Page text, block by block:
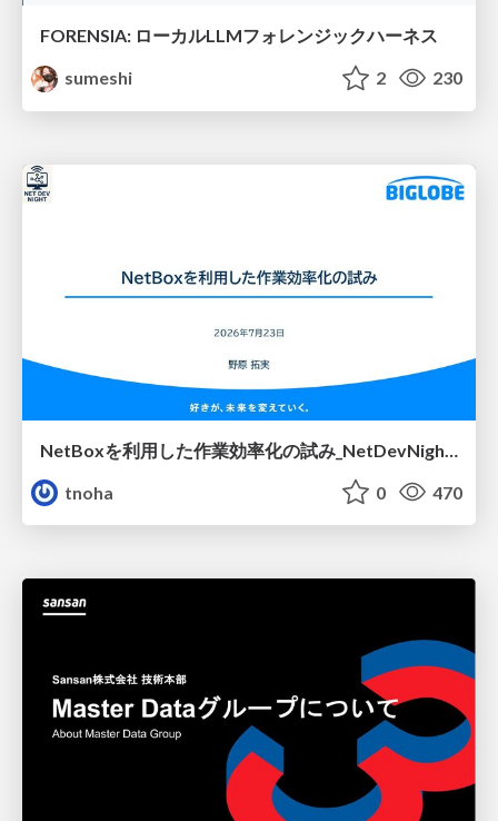
FORENSIA: ローカルLLMフォレンジックハーネス
sumeshi
2 230
tnoha
0 470